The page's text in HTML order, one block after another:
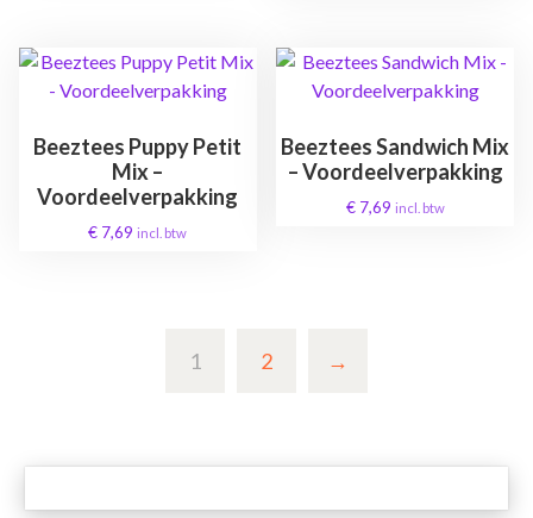
Beeztees Puppy Petit
Mix –
Voordeelverpakking
€ 7,69 incl. btw
Beeztees Sandwich Mix
– Voordeelverpakking
€7,69 incl. btw
1 2 →